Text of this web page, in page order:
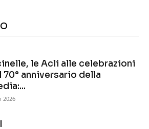
le Acli alle celebrazioni
70° anniversario della
2026